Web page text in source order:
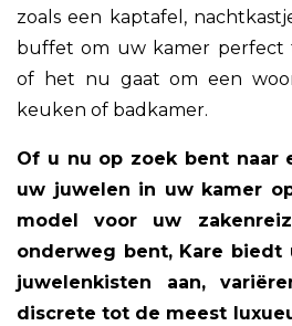
zoals een kaptafel,
buffet om uw kamer perfect
of het nu gaat om een
keuken of badkamer.
Of u nu op zoek bent naar
uw juwelen in uw kamer
model voor uw
onderweg bent, Kare biedt
juwelenkisten aan,
discrete tot de meest